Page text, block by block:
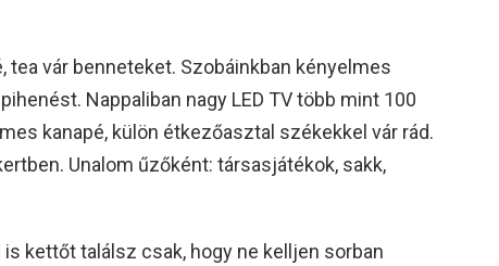
tea vár benneteket. Szobáinkban kényelmes
Nappaliban nagy LED TV több mint 100
kanapé, külön étkezőasztal székekkel vár rád.
Unalom űzőként: társasjátékok, sakk,
kettőt találsz csak, hogy ne kelljen sorban